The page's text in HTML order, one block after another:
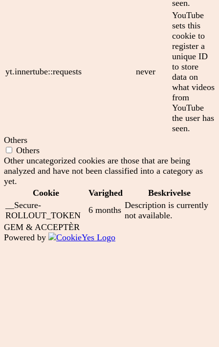
seen.
yt.innertube::requests never
YouTube
sets this
cookie to
register a
unique ID
to store
data on
what videos
from
YouTube
the user has
seen.
Others
Others
Other uncategorized cookies are those that are being
analyzed and have not been classified into a category as
yet.
Cookie
Varighed
Beskrivelse
__Secure-
ROLLOUT_TOKEN
6 months Description is currently
not available.
GEM & ACCEPTÈR
Powered by